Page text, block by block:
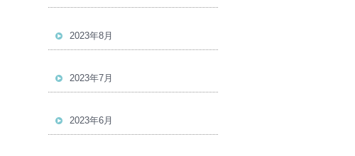
2023年8月
2023年7月
2023年6月